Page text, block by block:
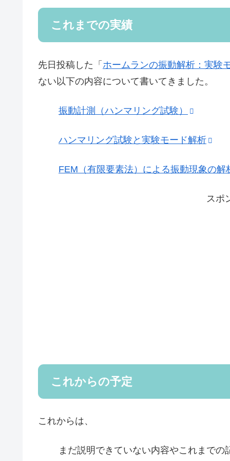
これまでの実績
先日投稿した「 ホームランの振動解析：実験
ない以下の内容について書いてきました。
振動計測（ハンマリング試験）
ハンマリング試験と実験モード解析
FEM（有限要素法）による振動現象の解
スポ
これからの予定
これからは、
まだ説明できていない内容やこれまでの